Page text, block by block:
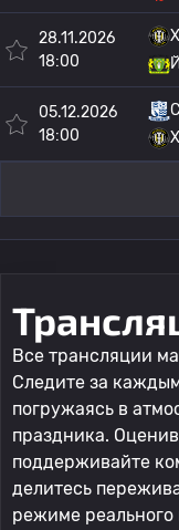
28.11.2026
18:00
05.12.2026
18:00
Все трансляции
Следите за
погружаясь в
праздника.
поддерживайте
делитесь
режиме